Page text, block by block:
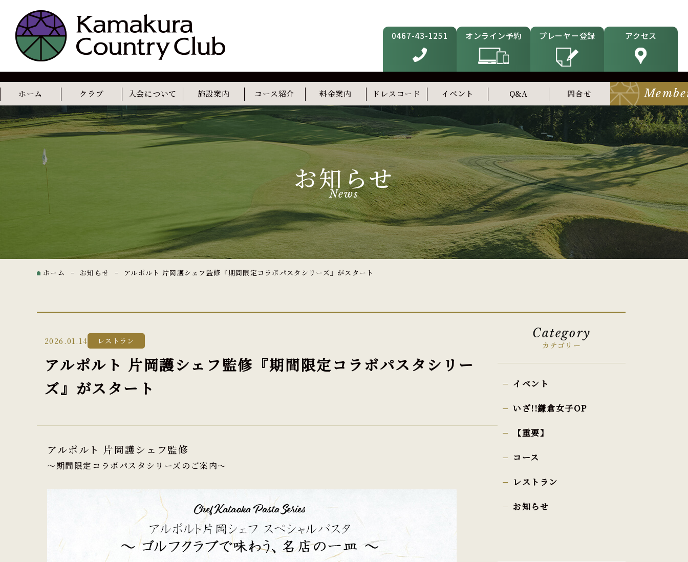
0467-43-1251 オンライン予約 プレーヤー登録 アクセス
ホーム クラブ
コンセプト 歴史
入会について 施設案内
レストラン カフェ フィットネス スタディルーム(準備中) 屋上テラス(準備中)
コース紹介 料金案内 ドレスコード イベント Q&A 問合せ
お知らせ
News
ホーム お知らせ アルポルト 片岡護シェフ監修『期間限定コラボパスタシリーズ』がスタート
2026.01.14 レストラン
アルポルト 片岡護シェフ監修『期間限定コラボパスタシリー
ズ』がスタート
アルポルト 片岡護シェフ監修
～期間限定コラボパスタシリーズのご案内～
Category
カテゴリー
イベント
いざ!!鎌倉女子OP
【重要】
コース
レストラン
お知らせ